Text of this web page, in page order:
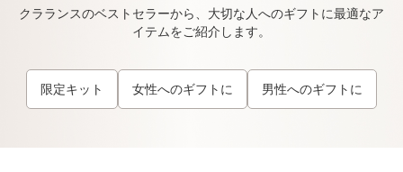
クラランスのベストセラーから、大切な人へのギフトに最適なア
イテムをご紹介します。
限定キット 女性へのギフトに 男性へのギフトに